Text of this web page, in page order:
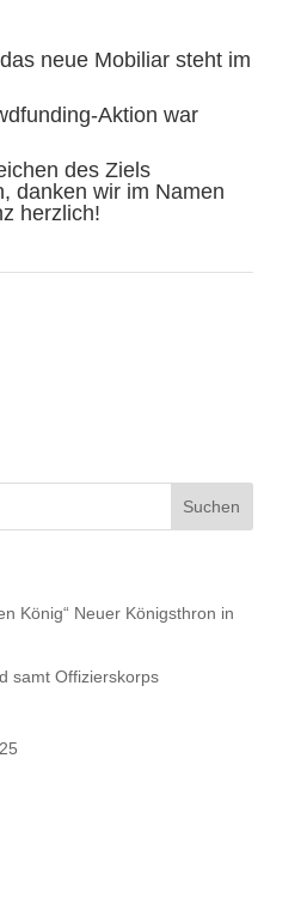
neue Mobiliar steht im
Aktion war
des Ziels
danken wir im Namen
herzlich!
König“ Neuer Königsthron in
samt Offizierskorps